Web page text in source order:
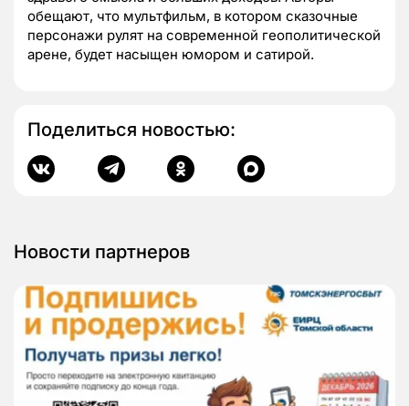
обещают, что мультфильм, в котором сказочные
персонажи рулят на современной геополитической
арене, будет насыщен юмором и сатирой.
Поделиться новостью:
Новости партнеров